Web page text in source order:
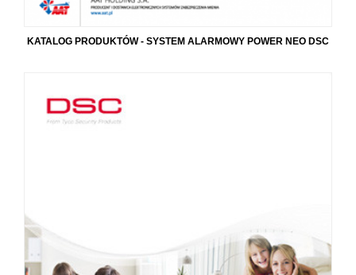
KATALOG PRODUKTÓW - SYSTEM ALARMOWY POWER NEO DSC